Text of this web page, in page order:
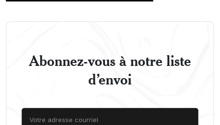
Abonnez-vous à notre liste
d’envoi